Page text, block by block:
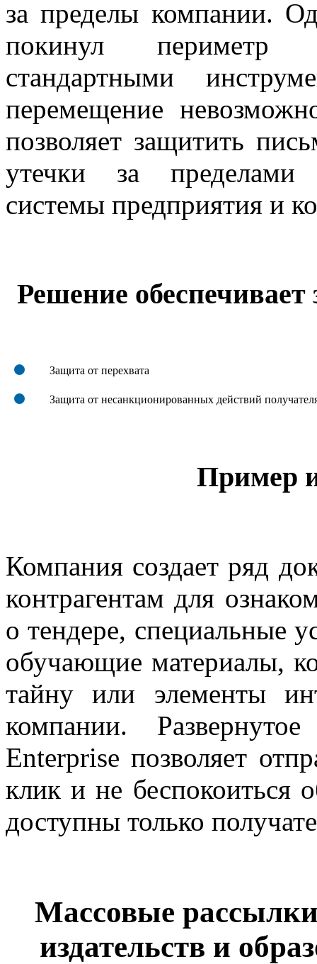
за пределы компании.
покинул периметр
стандартными
перемещение
позволяет защитить
утечки за пределами
системы предприятия и
Решение
Защита от перехвата
Защита от несанкционированных действий
Пример
Компания создает ряд
контрагентам для
о тендере, специальные
обучающие материалы,
тайну или элементы
компании.
Enterprise позволяет
клик и не беспокоиться
доступны только
Массовые
издательств и